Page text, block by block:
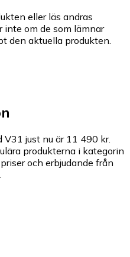
eller läs andras
inte om de som lämnar
den aktuella produkten.
just nu är 11 490 kr.
produkterna i kategorin
och erbjudande från